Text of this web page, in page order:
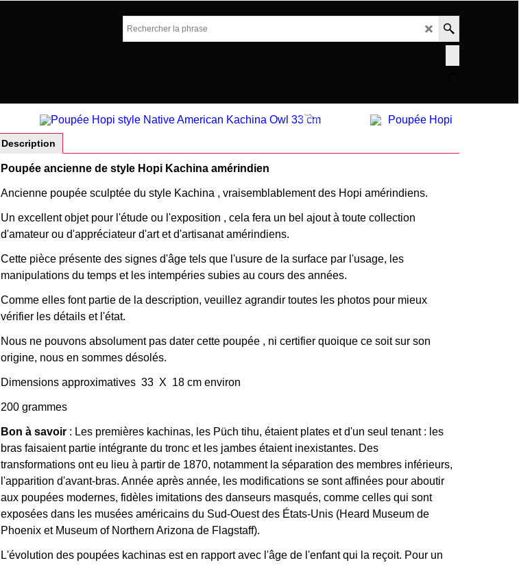
Description
Poupée ancienne de style Hopi Kachina amérindien
Ancienne poupée sculptée du style Kachina , vraisemblablement des Hopi amérindiens.
Un excellent objet pour l'étude ou l'exposition , cela fera un bel ajout à toute collection
d'amateur ou d'appréciateur d'art et d'artisanat amérindiens.
Cette pièce présente des signes d'âge tels que l'usure de la surface par l'usage, les
manipulations du temps et les intempéries subies au cours des années.
Comme elles font partie de la description, veuillez agrandir toutes les photos pour mieux
vérifier les détails et l'état.
Nous ne pouvons absolument pas dater cette poupée , ni certifier quoique ce soit sur son
origine, nous en sommes désolés.
Dimensions approximatives 33 X 18 cm environ
200 grammes
Bon à savoir : Les premières kachinas, les Püch tihu, étaient plates et d'un seul tenant : les
bras faisaient partie intégrante du tronc et les jambes étaient inexistantes. Des
transformations ont eu lieu à partir de 1870, notamment la séparation des membres inférieurs,
l'apparition d'avant-bras. Année après année, les modifications se sont affinées pour aboutir
aux poupées modernes, fidèles imitations des danseurs masqués, comme celles qui sont
exposées dans les musées américains du Sud-Ouest des États-Unis (Heard Museum de
Phoenix et Museum of Northern Arizona de Flagstaff).
L'évolution des poupées kachinas est en rapport avec l'âge de l'enfant qui la reçoit. Pour un